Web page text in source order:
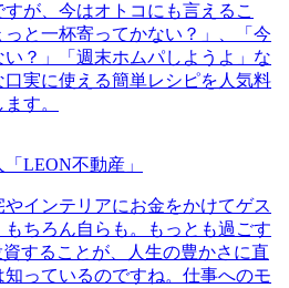
が、今はオトコにも言えるこ
と一杯寄ってかない？」、「今
？」「週末ホムパしようよ」な
口実に使える簡単レシピを人気料
す。
LEON不動産」
インテリアにお金をかけてゲス
もちろん自らも。もっとも過ごす
することが、人生の豊かさに直
っているのですね。仕事へのモ